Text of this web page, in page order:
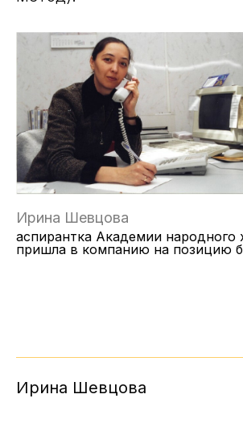
Ирина Шевцова
аспирантка Академии народного
пришла в компанию на позицию
Ирина Шевцова